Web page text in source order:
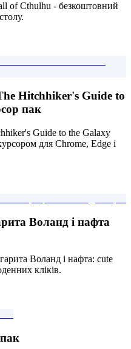
of Cthulhu - безкоштовний
Hitchhiker's Guide to
пак
Guide to the Galaxy
для Chrome, Edge і
Воланд і нафта
Воланд і нафта: cute
кліків.